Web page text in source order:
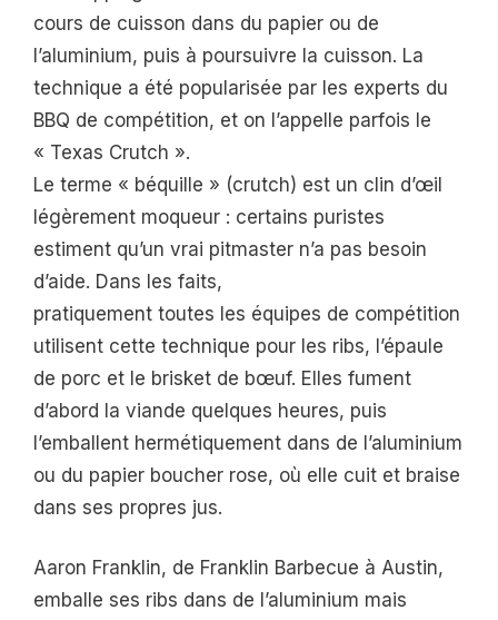
cours de cuisson dans du papier ou de
l’aluminium, puis à poursuivre la cuisson. La
technique a été popularisée par les experts du
BBQ de compétition, et on l’appelle parfois le
« Texas Crutch ».
Le terme « béquille » (crutch) est un clin d’œil
légèrement moqueur : certains puristes
estiment qu’un vrai pitmaster n’a pas besoin
d’aide. Dans les faits,
pratiquement toutes les équipes de compétition
utilisent cette technique pour les ribs, l’épaule
de porc et le brisket de bœuf. Elles fument
d’abord la viande quelques heures, puis
l’emballent hermétiquement dans de l’aluminium
ou du papier boucher rose, où elle cuit et braise
dans ses propres jus.
Aaron Franklin, de Franklin Barbecue à Austin,
emballe ses ribs dans de l’aluminium mais